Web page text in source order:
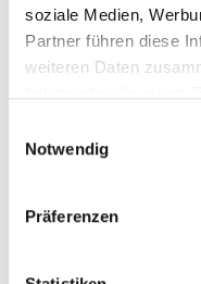
soziale Medien,
Partner führen diese
weiteren Daten
Notwendig
Präferenzen
Produktgalerie überspringen
Passendes Zubehör